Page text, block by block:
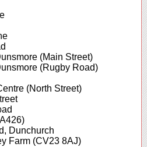
(Main Street)
(Rugby Road)
(North Street)
Dunchurch
Farm (CV23 8AJ)